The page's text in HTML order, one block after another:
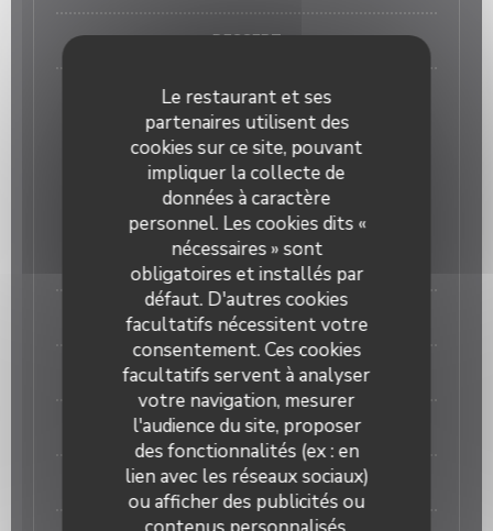
Le restaurant et ses
partenaires utilisent des
cookies sur ce site, pouvant
impliquer la collecte de
données à caractère
personnel. Les cookies dits «
nécessaires » sont
obligatoires et installés par
défaut. D'autres cookies
facultatifs nécessitent votre
consentement. Ces cookies
facultatifs servent à analyser
votre navigation, mesurer
l'audience du site, proposer
des fonctionnalités (ex : en
lien avec les réseaux sociaux)
ou afficher des publicités ou
DESSERT
Dessert au choix, à la carte
Bambino
Pour les moins de 10 ans
10,00 EUR
PLAT AU CHOIX
Spaghettis bolognaise
Spaghettis sauce tomate
Spaghettis crème et lardons
DESSERT